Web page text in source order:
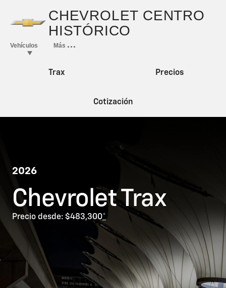
Trax Precios
Cotización
2026
Chevrolet Trax
Precio desde: $483,300*